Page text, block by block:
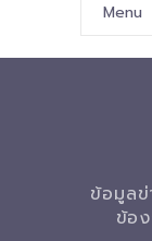
Menu
หน้าหลั
-- มา
-- สถา
ข้อมูลข่
ข้อ